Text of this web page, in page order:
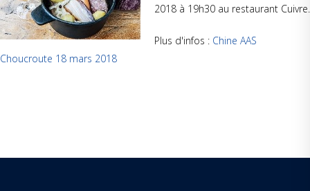
2018 à 19h30 au restaurant Cuivre.
Plus d'infos : Chine AAS
Choucroute 18 mars 2018